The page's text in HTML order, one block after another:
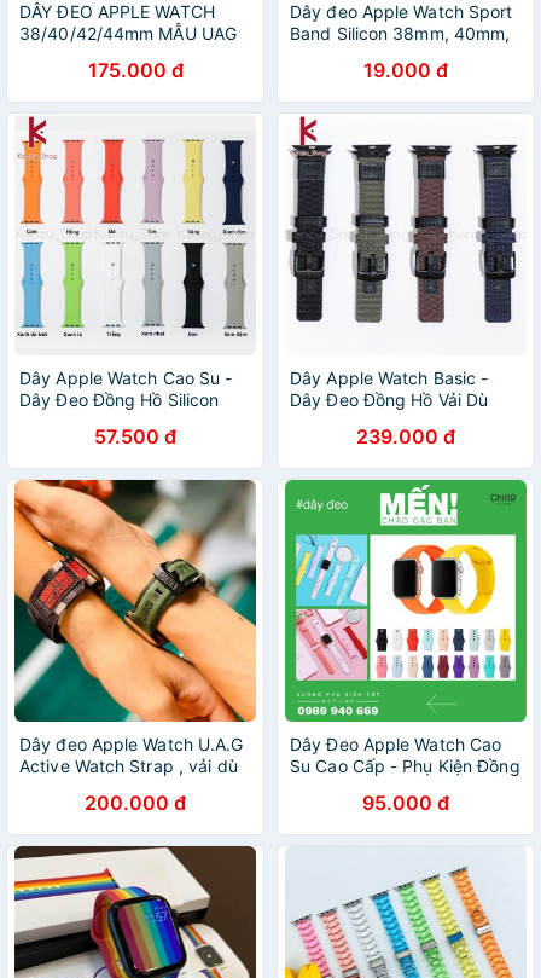
DÂY ĐEO APPLE WATCH
38/40/42/44mm MẪU UAG
175.000 đ
Dây đeo Apple Watch Sport
Band Silicon 38mm, 40mm,
19.000 đ
Dây Apple Watch Cao Su -
Dây Đeo Đồng Hồ Silicon
57.500 đ
Dây Apple Watch Basic -
Dây Đeo Đồng Hồ Vải Dù
239.000 đ
Dây đeo Apple Watch U.A.G
Active Watch Strap , vải dù
200.000 đ
Dây Đeo Apple Watch Cao
Su Cao Cấp - Phụ Kiện Đồng
Dây Đeo Silicon Size 38mm/
40mm/ 42mm/ 44mm
95.000 đ